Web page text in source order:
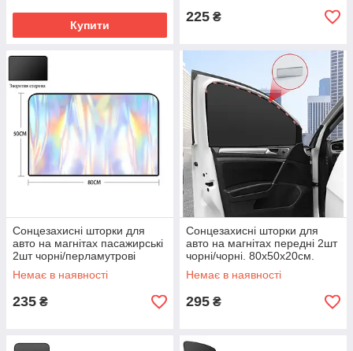
Купити
225 ₴
Сонцезахисні шторки для
авто на магнітах пасажирські
2шт чорні/перламутрові
прямокутні
Немає в наявності
235 ₴
Сонцезахисні шторки для
авто на магнітах передні 2шт
чорні/чорні. 80х50х20см.
Немає в наявності
295 ₴